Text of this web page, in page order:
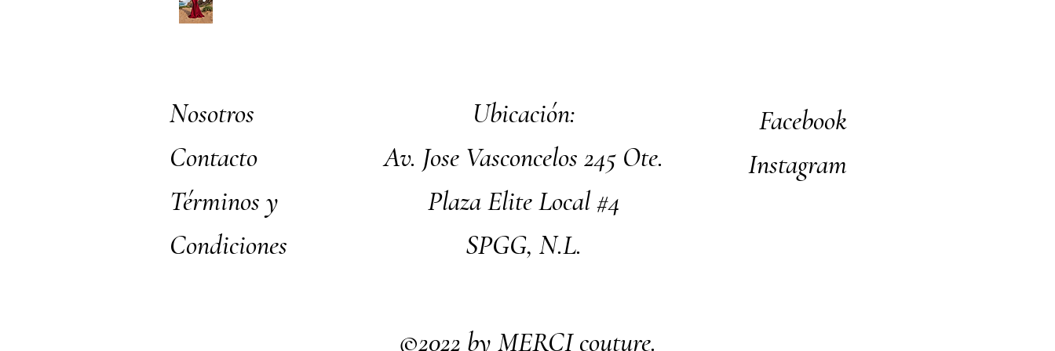
Nosotros
Contacto
Términos y
Condiciones
Ubicación:
Av. Jose Vasconcelos 245 Ote.
Plaza Elite Local #4
SPGG, N.L.
Facebook
Instagram
©2022 by MERCIcouture.